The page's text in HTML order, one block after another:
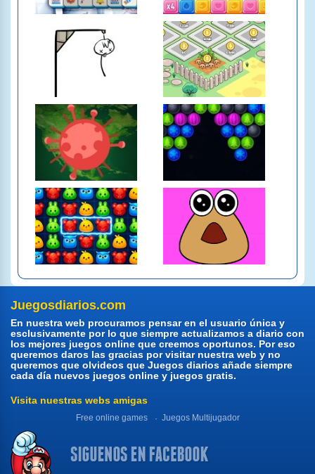
Juegosdiarios.com
En nuestra web procuramos pensar en el usuario única y
esclusivamente por lo que siempre actualizamos a diario con
los mejores juegos online que creemos oportunos. Por eso
queremos daros las gracias por visitar nuestra web y no
queremos que olvideos que Juegos diarios añade siempre
cada día nuevos juegos online y juegos gratis.
Visita nuestras webs amigas
Free online games Juegos Multijugador